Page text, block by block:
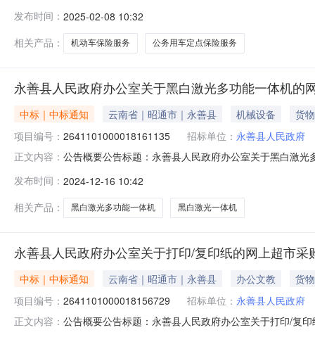
险服务的框架协议采购项目项目编号：
发布时间： 2025-02-08 10:32
相关产品：
机动车保险服务 公务用车定点保险服务
永善县人民政府办公室关于黑白激光多功能一体机的
中标｜中标通知 云南省｜昭通市｜永善县 机械设备
货物
项目编号： 2641101000018161135 招标单位： 永善县人民政府
正文内容： 公告概要公告标题：永善县人民政府办公室关于黑白激
关于黑白激光多功能一体机的网上超市采购项目项目编
发布时间： 2024-12-16 10:42
相关产品：
黑白激光多功能一体机 黑白激光一体机
永善县人民政府办公室关于打印/复印纸的网上超市采
中标｜中标通知 云南省｜昭通市｜永善县 办公文教
货物
项目编号： 2641101000018156729 招标单位： 永善县人民政府
正文内容： 公告概要公告标题：永善县人民政府办公室关于打印/复